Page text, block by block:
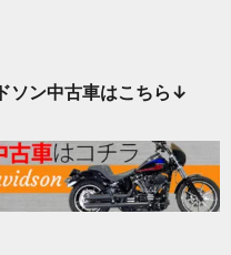
ソン中古車はこちら↓